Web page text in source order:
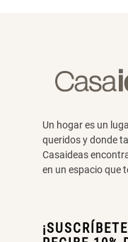
Un hogar es un
queridos y donde
Casaideas
en un espacio que